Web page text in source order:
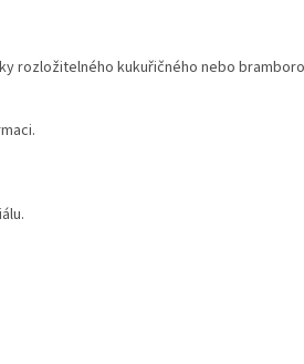
rozložitelného kukuřičného nebo